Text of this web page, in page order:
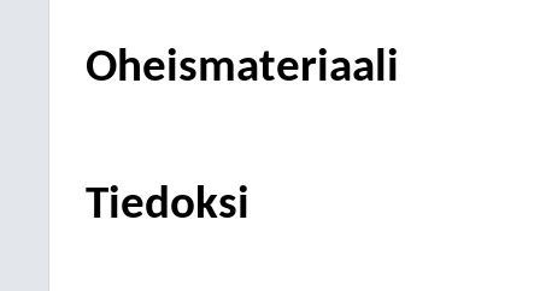
Oheismateriaali
Tiedoksi